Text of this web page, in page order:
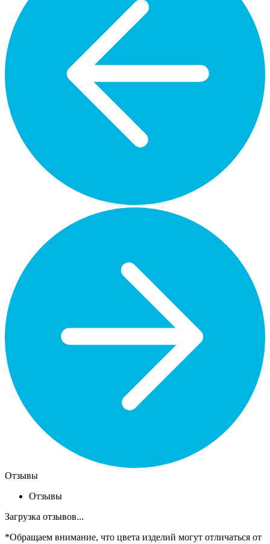
Отзывы
Отзывы
Загрузка отзывов...
*Обращаем внимание, что цвета изделий могут отличаться от